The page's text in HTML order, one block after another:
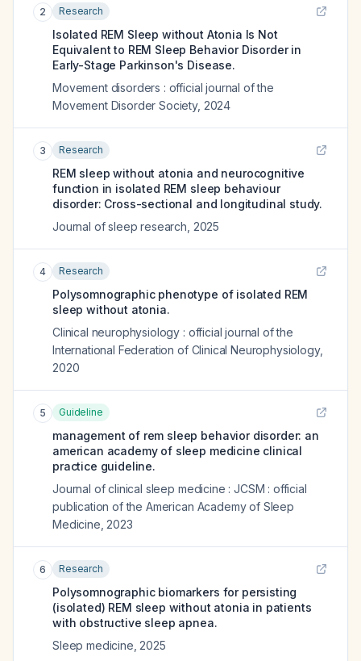
2 Research
Isolated REM Sleep without Atonia Is Not
Equivalent to REM Sleep Behavior Disorder in
Early-Stage Parkinson's Disease.
Movement disorders : official journal of the
Movement Disorder Society, 2024
3 Research
REM sleep without atonia and neurocognitive
function in isolated REM sleep behaviour
disorder: Cross-sectional and longitudinal study.
Journal of sleep research 2025
4 Research
Polysomnographic phenotype of isolated REM
sleep without atonia.
Clinical neurophysiology : official journal of the
International Federation of Clinical Neurophysiology,
2020
5 Guideline
management of rem sleep behavior disorder: an
american academy of sleep medicine clinical
practice guideline.
Journal of clinical sleep medicine : JCSM : official
publication of the American Academy of Sleep
Medicine 2023
6 Research
Polysomnographic biomarkers for persisting
(isolated) REM sleep without atonia in patients
with obstructive sleep apnea.
Sleep medicine 2025